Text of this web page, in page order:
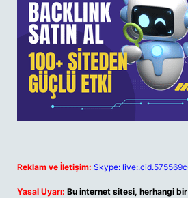
Reklam ve İletişim: Skype:
Yasal Uyarı: Bu internet sitesi, herhangi